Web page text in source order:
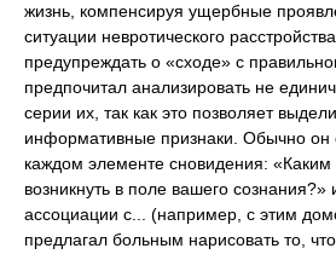
жизнь, компенсируя ущербные
ситуации невротического
предупреждать о «сходе» с
предпочитал анализировать не
серии их, так как это позволяет
информативные признаки. Обычно он
каждом элементе сновидения:
возникнуть в поле вашего
ассоциации с... (например, с этим
предлагал больным нарисовать то,